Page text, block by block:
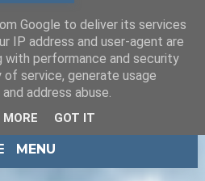
MENU
Google to deliver its services
IP address and user-agent are
with performance and security
service, generate usage
address abuse.
GOT IT